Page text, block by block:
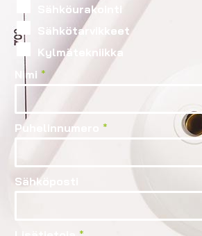
Sähköurakointi
Sähkötarvikkeet
Kylmätekniikka
Nimi *
Puhelinnumero *
Sähköposti